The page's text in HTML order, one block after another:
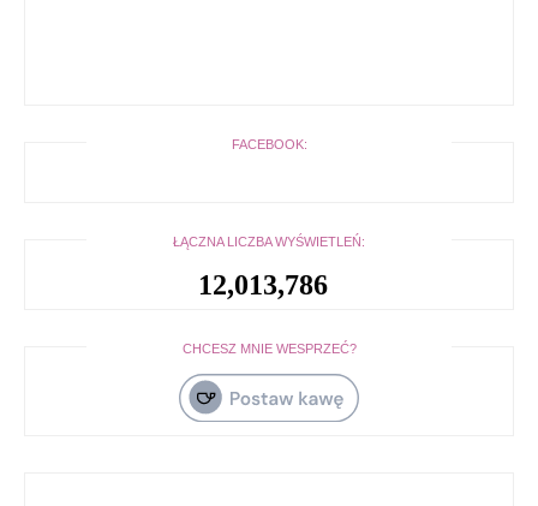
FACEBOOK:
ŁĄCZNA LICZBA WYŚWIETLEŃ:
12,013,786
CHCESZ MNIE WESPRZEĆ?